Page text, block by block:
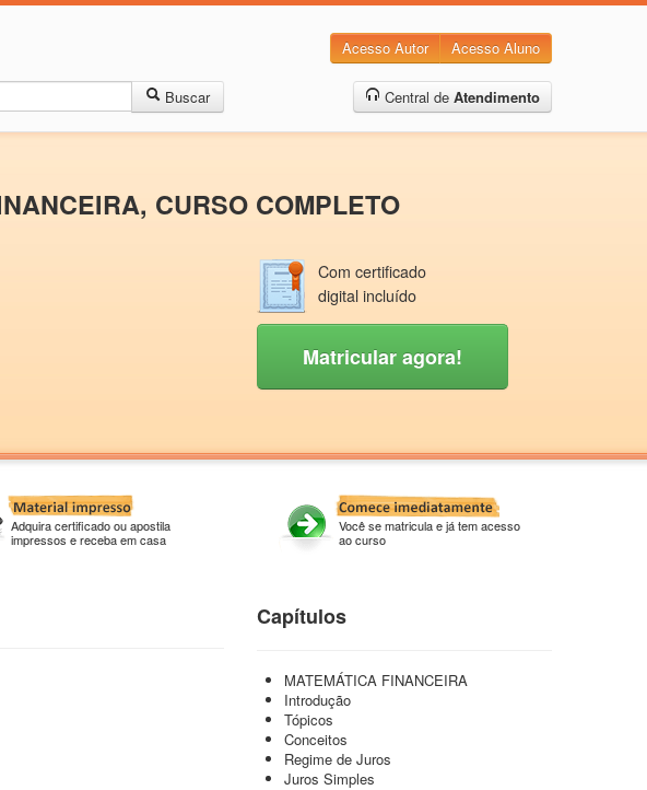
Acesso Autor Acesso Aluno
Buscar Central de Atendimento
CURSO COMPLETO
Com certificado
digital incluído
Matricular agora!
Adquira certificado ou apostila
impressos e receba em casa
Você se matricula e já tem acesso
ao curso
Capítulos
MATEMÁTICA FINANCEIRA
Introdução
Tópicos
Conceitos
Regime de Juros
Juros Simples